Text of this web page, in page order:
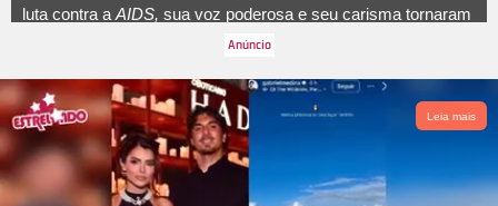
luta contra a AIDS, sua voz poderosa e seu carisma tornaram
Cazuza: O Tempo Não Para
que, como em toda a adaptação, nem tudo é contado direito e
vários fatos são omitidos. Que tal conferir, a seguir, tudo o que
o longa deixou de contar?
Leia mais